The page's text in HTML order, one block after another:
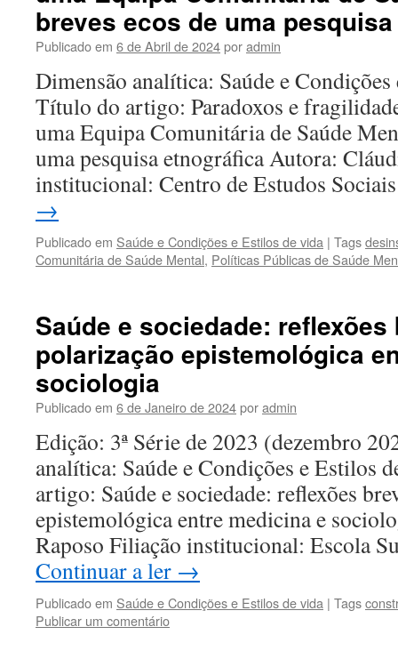
breves ecos de uma
Publicado em 6 de Abril de 2024poradmin
Dimensão analítica: Saúde e
Título do artigo: Paradoxos e
uma Equipa Comunitária de Saúde
uma pesquisa etnográfica Autora:
institucional: Centro de Estudos
→
Publicado em Saúde e Condições e Estilos de vida | Tags
Comunitária de Saúde Mental, Políticas Públicas de Saúde
Saúde e sociedade:
polarização epistemológica
sociologia
Publicado em 6 de Janeiro de 2024poradmin
Edição: 3ª Série de 2023 (dezembro
analítica: Saúde e Condições e Estilos
artigo: Saúde e sociedade: reflexões
epistemológica entre medicina e
Raposo Filiação institucional: Escola
Continuar a ler →
Publicado em Saúde e Condições e Estilos de vida | Tags
Publicar um comentário